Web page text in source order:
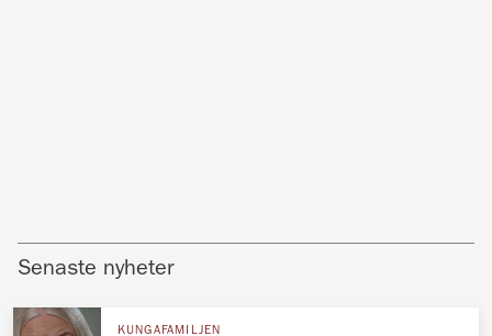
Senaste nyheter
KUNGAFAMILJEN